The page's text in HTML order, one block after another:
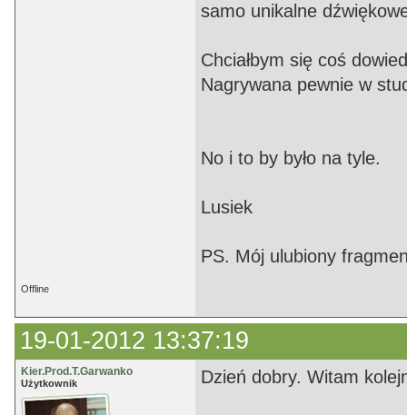
samo unikalne
Chciałbym się coś
Nagrywana pewnie w
No i to by było na tyle.
Lusiek
PS. Mój ulubiony
Offline
19-01-2012 13:37:19
Kier.Prod.T.Garwanko
Użytkownik Dzień dobry. Witam